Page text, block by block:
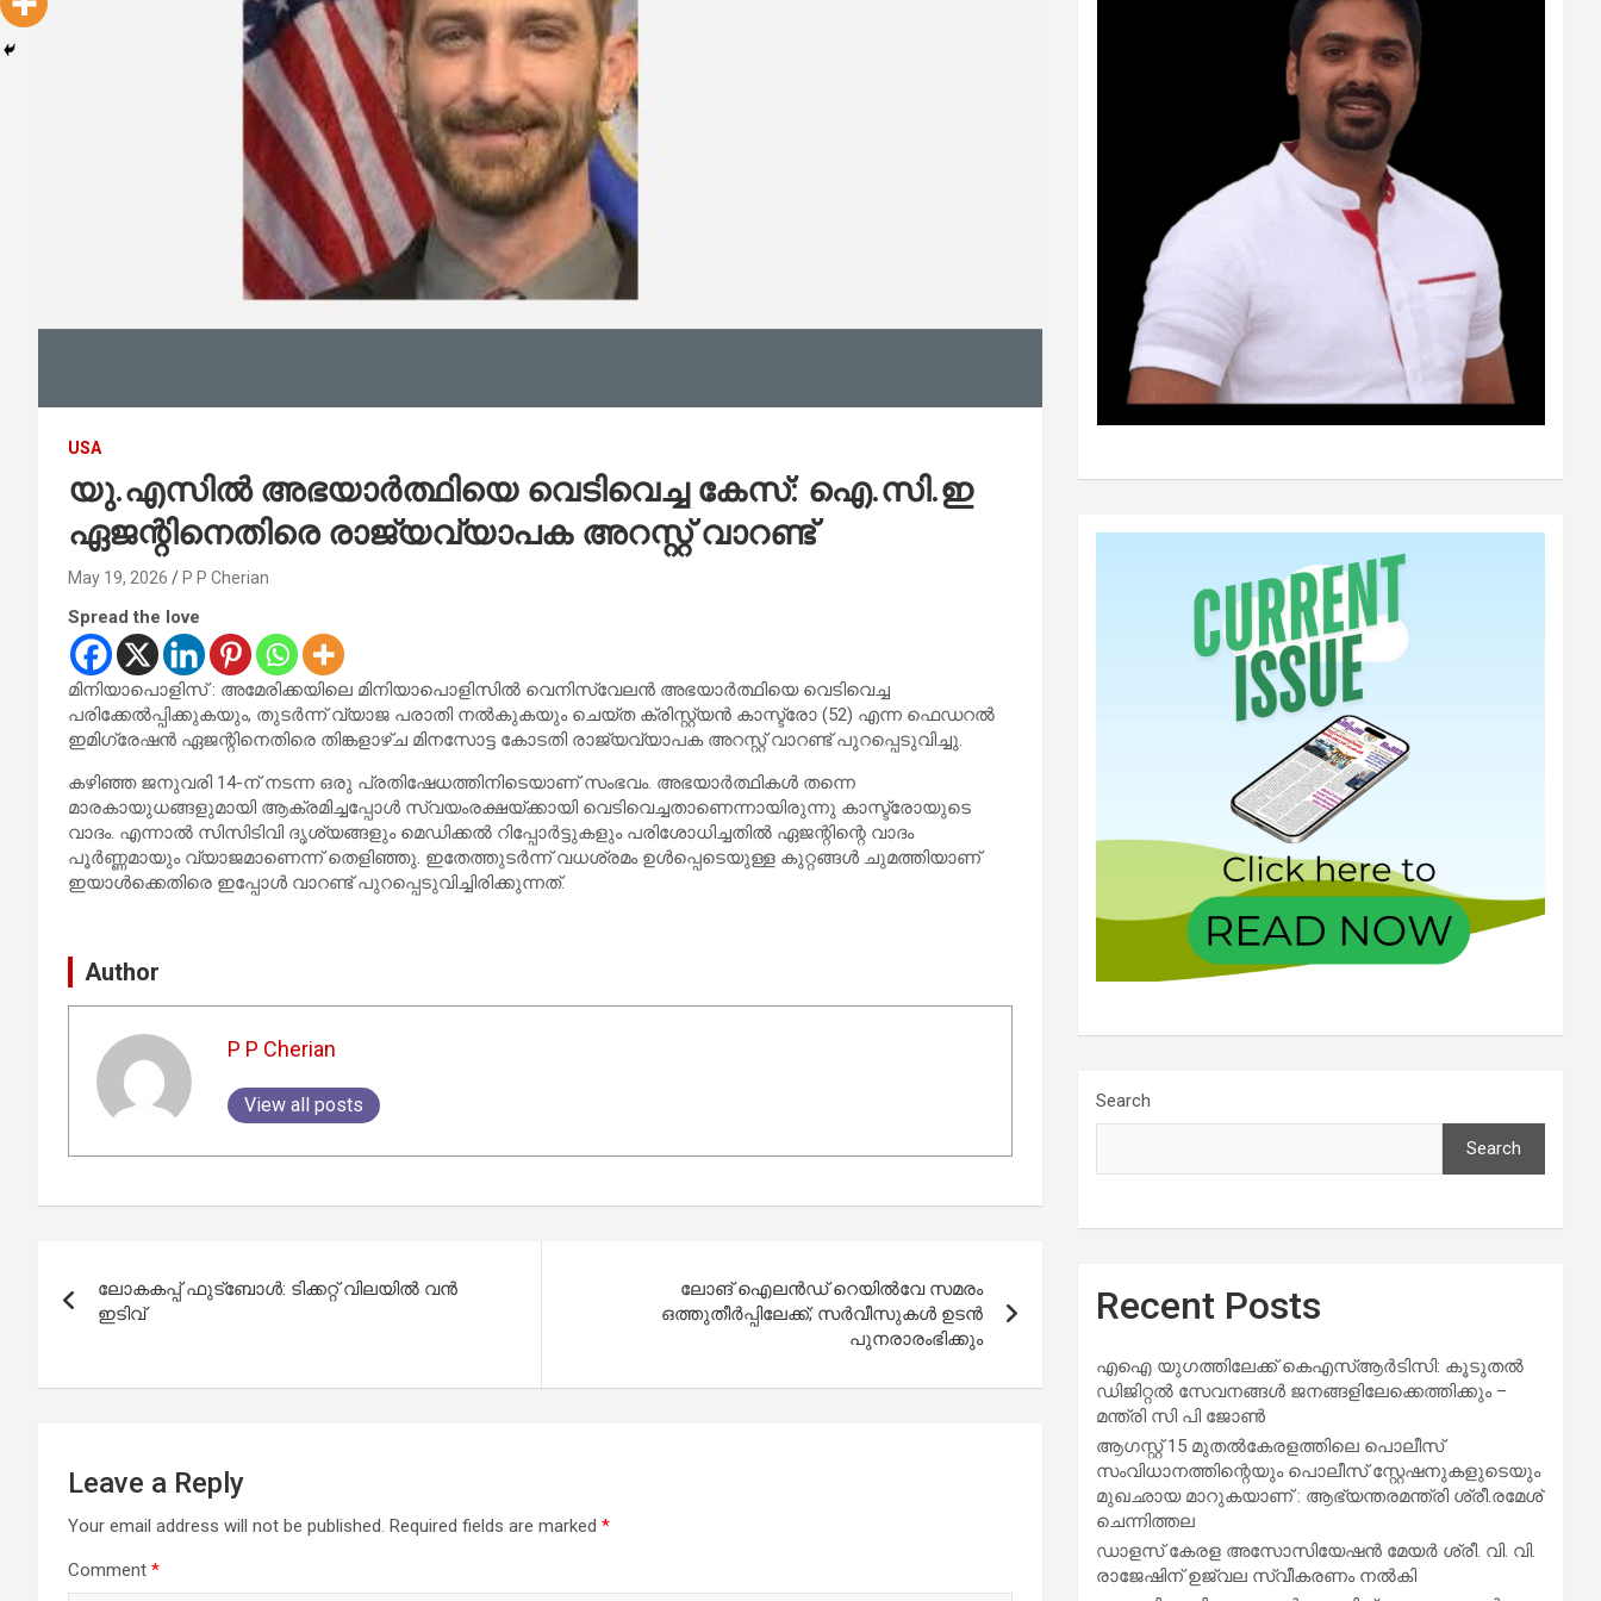
USA
യു.എസിൽ അഭയാർത്ഥിയെ വെടിവെച്ച കേസ്: ഐ.സി.ഇ
ഏജന്റിനെതിരെ രാജ്യവ്യാപക അറസ്റ്റ് വാറണ്ട്
May 19, 2026 P P Cherian
Spread the love
മിനിയാപൊളിസ് : അമേരിക്കയിലെ മിനിയാപൊളിസിൽ വെനിസ്വേലൻ അഭയാർത്ഥിയെ വെടിവെച്ച
പരിക്കേൽപ്പിക്കുകയും, തുടർന്ന് വ്യാജ പരാതി നൽകുകയും ചെയ്ത ക്രിസ്റ്റ്യൻ കാസ്ട്രോ (52) എന്ന ഫെഡറൽ
ഇമിഗ്രേഷൻ ഏജന്റിനെതിരെ തിങ്കളാഴ്ച മിനസോട്ട കോടതി രാജ്യവ്യാപക അറസ്റ്റ് വാറണ്ട് പുറപ്പെടുവിച്ചു.
കഴിഞ്ഞ ജനുവരി 14-ന് നടന്ന ഒരു പ്രതിഷേധത്തിനിടെയാണ് സംഭവം. അഭയാർത്ഥികൾ തന്നെ
മാരകായുധങ്ങളുമായി ആക്രമിച്ചപ്പോൾ സ്വയംരക്ഷയ്ക്കായി വെടിവെച്ചതാണെന്നായിരുന്നു കാസ്ട്രോയുടെ
വാദം. എന്നാൽ സിസിടിവി ദൃശ്യങ്ങളും മെഡിക്കൽ റിപ്പോർട്ടുകളും പരിശോധിച്ചതിൽ ഏജന്റിന്റെ വാദം
പൂർണ്ണമായും വ്യാജമാണെന്ന് തെളിഞ്ഞു. ഇതേത്തുടർന്ന് വധശ്രമം ഉൾപ്പെടെയുള്ള കുറ്റങ്ങൾ ചുമത്തിയാണ്
ഇയാൾക്കെതിരെ ഇപ്പോൾ വാറണ്ട് പുറപ്പെടുവിച്ചിരിക്കുന്നത്.
Author
P P Cherian
View all posts
navigation
ലോകകപ്പ് ഫുട്ബോൾ: ടിക്കറ്റ് വിലയിൽ വൻ
ഇടിവ്
ലോങ് ഐലൻഡ് റെയിൽവേ സമരം
ഒത്തുതീർപ്പിലേക്ക്; സർവീസുകൾ ഉടൻ
പുനരാരംഭിക്കും
Leave a Reply
Your email address will not be published. Required fields are marked *
Comment *
Search
Search
Recent Posts
എഐ യുഗത്തിലേക്ക് കെഎസ്ആർടിസി: കൂടുതൽ
ഡിജിറ്റൽ സേവനങ്ങൾ ജനങ്ങളിലേക്കെത്തിക്കും –
മന്ത്രി സി പി ജോൺ
ആഗസ്റ്റ് 15 മുതല്‍കേരളത്തിലെ പൊലീസ്
സംവിധാനത്തിന്റെയും പൊലീസ് സ്റ്റേഷനുകളുടെയും
മുഖഛായ മാറുകയാണ് : ആഭ്യന്തരമന്ത്രി ശ്രീ.രമേശ്
ചെന്നിത്തല
ഡാളസ് കേരള അസോസിയേഷൻ മേയർ ശ്രീ. വി. വി.
രാജേഷിന് ഉജ്വല സ്വീകരണം നൽകി